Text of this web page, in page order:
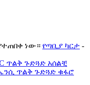
ነው። የጣቢያ ካርታ -
ጥልቅ ጉድጓድ አሰልቺ
ጥልቅ ጉድጓድ ቁፋሮ